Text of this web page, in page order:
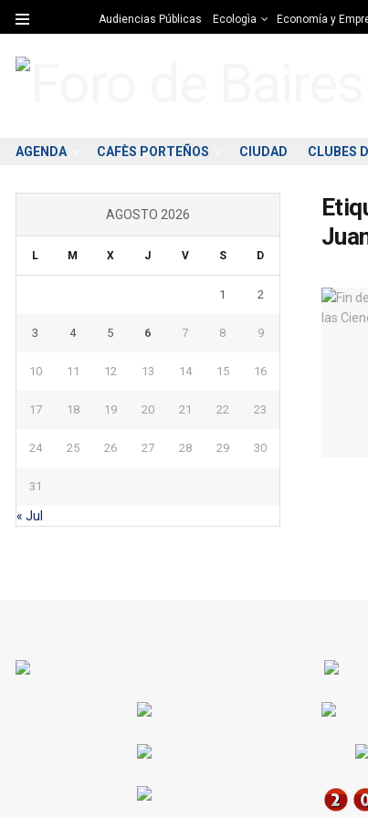
Audiencias Públicas Ecologìa Economía y
AGENDA CAFÈS PORTEÑOS CIUDAD CLUBES
AGOSTO 2026
L M X J V S D
1 2
3 4 5 6 7 8 9
10 11 12 13 14 15 16
17 18 19 20 21 22 23
24 25 26 27 28 29 30
31
« Jul